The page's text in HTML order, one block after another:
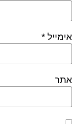
אימייל *
אתר